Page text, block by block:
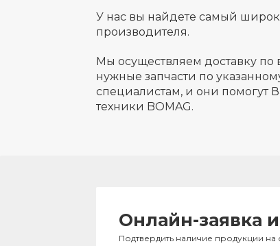
У нас вы найдете самый
производителя.
Мы осуществляем доставку по
нужные запчасти по
специалистам, и они помогут
техники BOMAG.
Онлайн-заявка
Подтвердить наличие продукции